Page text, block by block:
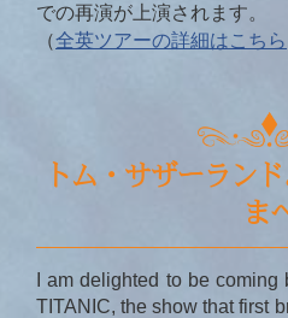
での再演が上演されます。
（全英ツアーの詳細はこちら
トム・サザーラン
ま
I am delighted to be
TITANIC, the show that first